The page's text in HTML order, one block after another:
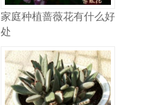
家庭种植蔷薇花有什么好
处